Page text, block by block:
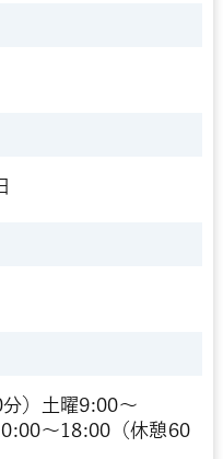
）土曜9:00～
～18:00（休憩60